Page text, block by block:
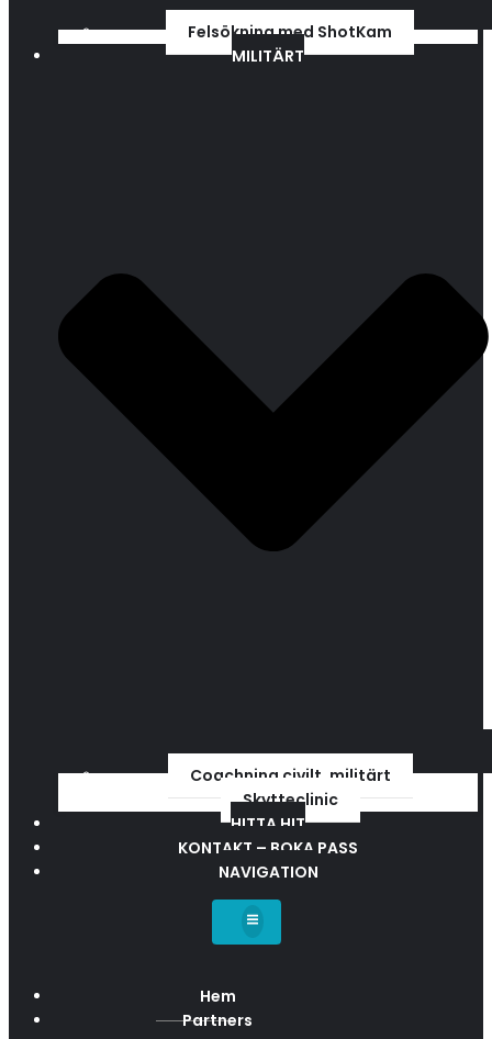
Felsökning med ShotKam
MILITÄRT
Coachning civilt, militärt
Skytteclinic
HITTA HIT
KONTAKT – BOKA PASS
NAVIGATION
Hem
Partners